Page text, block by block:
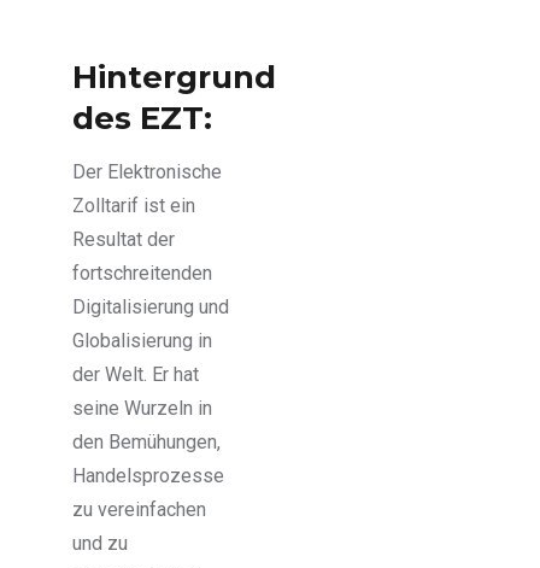
Hintergrund
des EZT:
Der Elektronische
Zolltarif ist ein
Resultat der
fortschreitenden
Digitalisierung und
Globalisierung in
der Welt. Er hat
seine Wurzeln in
den Bemühungen,
Handelsprozesse
zu vereinfachen
und zu